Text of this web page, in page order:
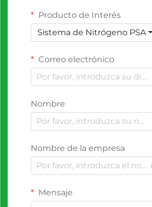
Producto de Interés
Sistema de Nitrógeno PSA
Correo electrónico
Nombre
Nombre de la empresa
Mensaje